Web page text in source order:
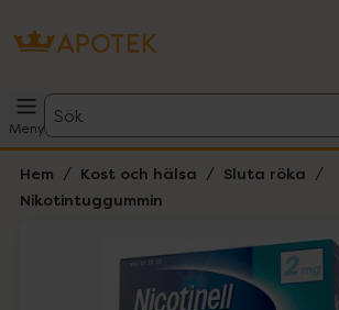
Meny
Sök
Hem Kost och hälsa
Sluta röka
Nikotintuggummin
Lista: . Innehåller 1 objekt.
Hoppa över Lista